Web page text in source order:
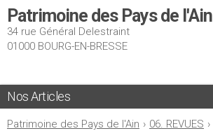
Patrimoine des Pays de l'Ain
34 rue Général Delestraint
01000 BOURG-EN-BRESSE
Nos Articles
Patrimoine des Pays de l'Ain › 06. REVUES ›